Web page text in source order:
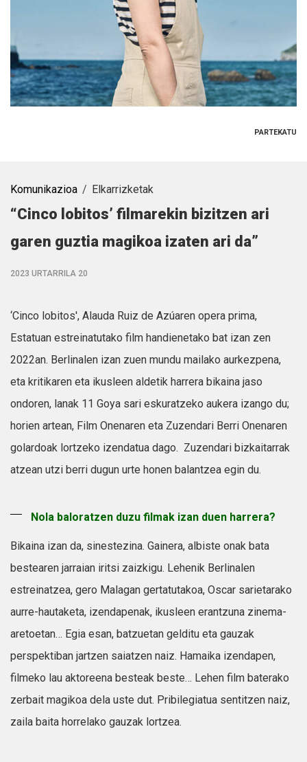
PARTEKATU
Komunikazioa Elkarrizketak
“Cinco lobitos’ filmarekin bizitzen ari
garen guztia magikoa izaten ari da”
2023 URTARRILA 20
‘Cinco lobitos', Alauda Ruiz de Azúaren opera prima,
Estatuan estreinatutako film handienetako bat izan zen
2022an. Berlinalen izan zuen mundu mailako aurkezpena,
eta kritikaren eta ikusleen aldetik harrera bikaina jaso
ondoren, lanak 11 Goya sari eskuratzeko aukera izango du;
horien artean, Film Onenaren eta Zuzendari Berri Onenaren
golardoak lortzeko izendatua dago. Zuzendari bizkaitarrak
atzean utzi berri dugun urte honen balantzea egin du.
Nola baloratzen duzu filmak izan duen harrera?
Bikaina izan da, sinestezina. Gainera, albiste onak bata
bestearen jarraian iritsi zaizkigu. Lehenik Berlinalen
estreinatzea, gero Malagan gertatutakoa, Oscar sarietarako
aurre-hautaketa, izendapenak, ikusleen erantzuna zinema-
aretoetan… Egia esan, batzuetan gelditu eta gauzak
perspektiban jartzen saiatzen naiz. Hamaika izendapen,
filmeko lau aktoreena besteak beste… Lehen film baterako
zerbait magikoa dela uste dut. Pribilegiatua sentitzen naiz,
zaila baita horrelako gauzak lortzea.